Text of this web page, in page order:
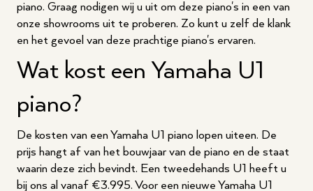
piano. Graag nodigen wij u uit om deze piano's in een van
onze showrooms uit te proberen. Zo kunt u zelf de klank
en het gevoel van deze prachtige piano's ervaren.
Wat kost een Yamaha U1
piano?
De kosten van een Yamaha U1 piano lopen uiteen. De
prijs hangt af van het bouwjaar van de piano en de staat
waarin deze zich bevindt. Een tweedehands U1 heeft u
bij ons al vanaf €3.995. Voor een nieuwe Yamaha U1